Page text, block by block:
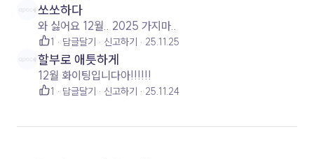
쏘쏘하다
와 싫어요 12월.. 2025 가지마..
1 답글달기 신고하기 25.11.25
할부로 애틋하게
12월 화이팅입니다아!!!!!!
1 답글달기 신고하기 25.11.24